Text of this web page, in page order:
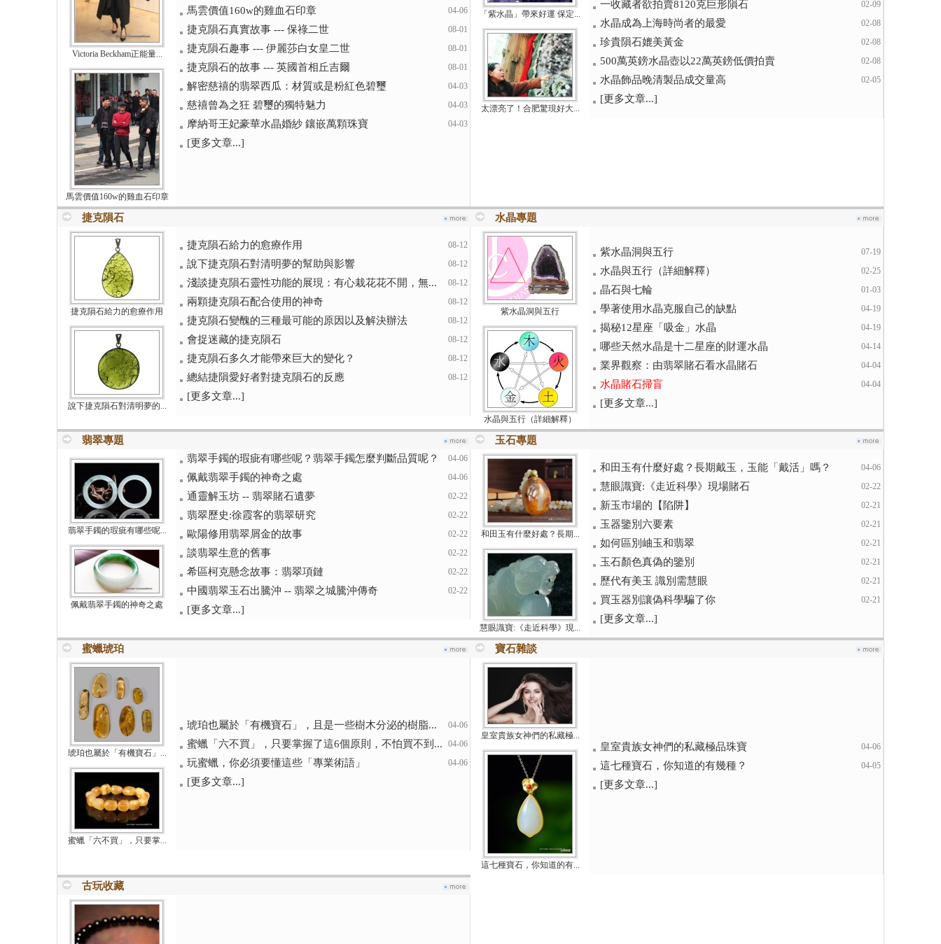
Victoria Beckham正能量...
馬雲價值160w的雞血石印章
馬雲價值160w的雞血石印章 04-06
捷克隕石真實故事 --- 保祿二世 08-01
捷克隕石趣事 --- 伊麗莎白女皇二世 08-01
捷克隕石的故事 --- 英國首相丘吉爾 08-01
解密慈禧的翡翠西瓜：材質或是粉紅色碧璽 04-03
慈禧曾為之狂 碧璽的獨特魅力 04-03
摩納哥王妃豪華水晶婚紗 鑲嵌萬顆珠寶 04-03
[更多文章...]
「紫水晶」帶來好運 保定...
太漂亮了！合肥驚現好大...
一收藏者欲拍賣8120克巨形隕石 02-09
水晶成為上海時尚者的最愛 02-08
珍貴隕石媲美黃金 02-08
500萬英鎊水晶壺以22萬英鎊低價拍賣 02-08
水晶飾品晚清製品成交量高 02-05
[更多文章...]
捷克隕石
捷克隕石給力的愈療作用
說下捷克隕石對清明夢的...
捷克隕石給力的愈療作用 08-12
說下捷克隕石對清明夢的幫助與影響 08-12
淺談捷克隕石靈性功能的展現：有心栽花花不開，無... 08-12
兩顆捷克隕石配合使用的神奇 08-12
捷克隕石變醜的三種最可能的原因以及解決辦法 08-12
會捉迷藏的捷克隕石 08-12
捷克隕石多久才能帶來巨大的變化？ 08-12
總結捷隕愛好者對捷克隕石的反應 08-12
[更多文章...]
水晶專題
紫水晶洞與五行
水晶與五行（詳細解釋）
紫水晶洞與五行 07-19
水晶與五行（詳細解釋） 02-25
晶石與七輪 01-03
學著使用水晶克服自己的缺點 04-19
揭秘12星座「吸金」水晶 04-19
哪些天然水晶是十二星座的財運水晶 04-14
業界觀察：由翡翠賭石看水晶賭石 04-04
水晶賭石掃盲 04-04
[更多文章...]
翡翠專題
翡翠手鐲的瑕疵有哪些呢...
佩戴翡翠手鐲的神奇之處
翡翠手鐲的瑕疵有哪些呢？翡翠手鐲怎麼判斷品質呢？ 04-06
佩戴翡翠手鐲的神奇之處 04-06
通靈解玉坊 -- 翡翠賭石遺夢 02-22
翡翠歷史:徐霞客的翡翠研究 02-22
歐陽修用翡翠屑金的故事 02-22
談翡翠生意的舊事 02-22
希區柯克懸念故事：翡翠項鏈 02-22
中國翡翠玉石出騰沖 -- 翡翠之城騰沖傳奇 02-22
[更多文章...]
玉石專題
和田玉有什麼好處？長期...
慧眼識寶:《走近科學》現...
和田玉有什麼好處？長期戴玉，玉能「戴活」嗎？ 04-06
慧眼識寶:《走近科學》現場賭石 02-22
新玉市場的【陷阱】 02-21
玉器鑒別六要素 02-21
如何區別岫玉和翡翠 02-21
玉石顏色真偽的鑒別 02-21
歷代有美玉 識別需慧眼 02-21
買玉器別讓偽科學騙了你 02-21
[更多文章...]
蜜蠟琥珀
琥珀也屬於「有機寶石」...
蜜蠟「六不買」，只要掌...
琥珀也屬於「有機寶石」，且是一些樹木分泌的樹脂... 04-06
蜜蠟「六不買」，只要掌握了這6個原則，不怕買不到... 04-06
玩蜜蠟，你必須要懂這些「專業術語」 04-06
[更多文章...]
寶石雜談
皇室貴族女神們的私藏極...
這七種寶石，你知道的有...
皇室貴族女神們的私藏極品珠寶 04-06
這七種寶石，你知道的有幾種？ 04-05
[更多文章...]
古玩收藏